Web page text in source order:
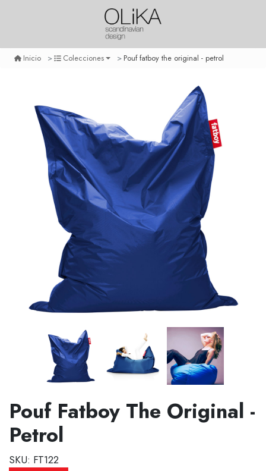
Inicio Colecciones Pouf fatboy the original - petrol
Pouf Fatboy The Original -
Petrol
SKU: FT122